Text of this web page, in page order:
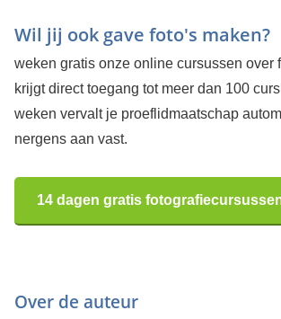
Wil jij ook gave foto's maken?
weken gratis onze online cursussen over
krijgt direct toegang tot meer dan 100
weken vervalt je proeflidmaatschap
nergens aan vast.
14 dagen gratis
Over de auteur